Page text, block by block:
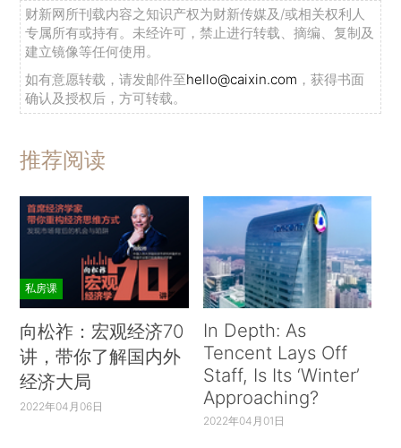
财新网所刊载内容之知识产权为财新传媒及/或相关权利人
专属所有或持有。未经许可，禁止进行转载、摘编、复制及
建立镜像等任何使用。
如有意愿转载，请发邮件至hello@caixin.com ，获得书面
确认及授权后，方可转载。
推荐阅读
私房课
向松祚：宏观经济70
讲，带你了解国内外
经济大局
2022年04月06日
In Depth: As
Tencent Lays Off
Staff, Is Its ‘Winter’
Approaching?
2022年04月01日